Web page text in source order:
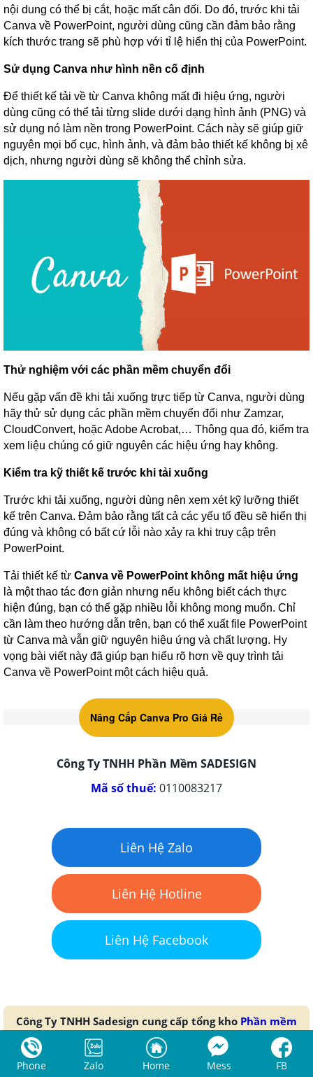
nội dung có thể bị cắt, hoặc mất cân đối. Do đó, trước khi tải
Canva về PowerPoint, người dùng cũng cần đảm bảo rằng
kích thước trang sẽ phù hợp với tỉ lệ hiển thị của PowerPoint.
Sử dụng Canva như hình nền cố định
Để thiết kế tải về từ Canva không mất đi hiệu ứng, người
dùng cũng có thể tải từng slide dưới dạng hình ảnh (PNG) và
sử dụng nó làm nền trong PowerPoint. Cách này sẽ giúp giữ
nguyên mọi bố cục, hình ảnh, và đảm bảo thiết kế không bị xê
dịch, nhưng người dùng sẽ không thể chỉnh sửa.
Thử nghiệm với các phần mềm chuyển đổi
Nếu gặp vấn đề khi tải xuống trực tiếp từ Canva, người dùng
hãy thử sử dụng các phần mềm chuyển đổi như Zamzar,
CloudConvert, hoặc Adobe Acrobat,… Thông qua đó, kiểm tra
xem liệu chúng có giữ nguyên các hiệu ứng hay không.
Kiểm tra kỹ thiết kế trước khi tải xuống
Trước khi tải xuống, người dùng nên xem xét kỹ lưỡng thiết
kế trên Canva. Đảm bảo rằng tất cả các yếu tố đều sẽ hiển thị
đúng và không có bất cứ lỗi nào xảy ra khi truy cập trên
PowerPoint.
Tải thiết kế từ Canva về PowerPoint không mất hiệu ứng
là một thao tác đơn giản nhưng nếu không biết cách thực
hiện đúng, bạn có thể gặp nhiều lỗi không mong muốn. Chỉ
cần làm theo hướng dẫn trên, bạn có thể xuất file PowerPoint
từ Canva mà vẫn giữ nguyên hiệu ứng và chất lượng. Hy
vọng bài viết này đã giúp bạn hiểu rõ hơn về quy trình tải
Canva về PowerPoint một cách hiệu quả.
Nâng Cấp Canva Pro Giá Rẻ
Công Ty TNHH Phần Mềm SADESIGN
Mã số thuế: 0110083217
Liên Hệ Zalo
Liên Hệ Hotline
Liên Hệ Facebook
Công Ty TNHH Sadesign cung cấp tổng kho Phần mềm
bản quyền giá rẻ
chất lượng số 1 Việt Nam:
Panel
Retouch
Adobe Photoshop Full App Chat GPT
Capcut
Pro,Canva Pro,Google One,Google Workspace Office
Phone Zalo Home Mess FB